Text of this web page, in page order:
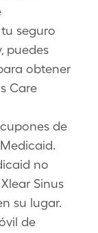
seguro
puedes
obtener
Care
de
no
Sinus
su lugar.
de